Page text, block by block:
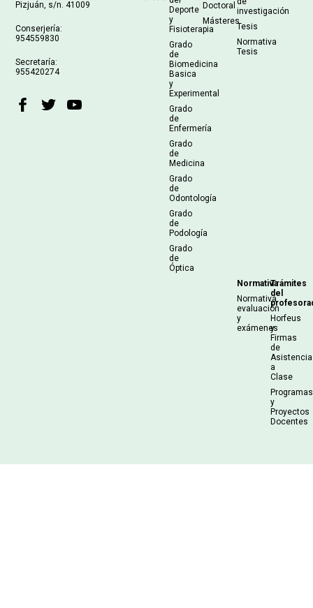
Pizjuán, s/n. 41009
Conserjería:
954559830
Secretaría:
955420274
Deporte
y
Fisioterapia
Grado
de
Biomedicina
Basica
y
Experimental
Grado
de
Enfermería
Grado
de
Medicina
Grado
de
Odontología
Grado
de
Podología
Grado
de
Óptica
Doctoral
Másteres
investigación
Tesis
Normativa
Tesis
Normativa
Normativa
evaluación
y
exámenes
Trámites
del
Horfeus
y
Firmas
de
Asistencia
a
Clase
Programas
y
Proyectos
Docentes